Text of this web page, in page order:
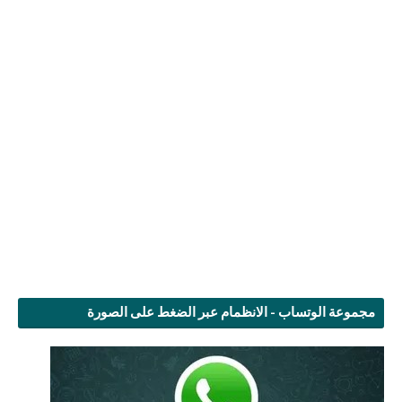
مجموعة الوتساب - الانظمام عبر الضغط على الصورة